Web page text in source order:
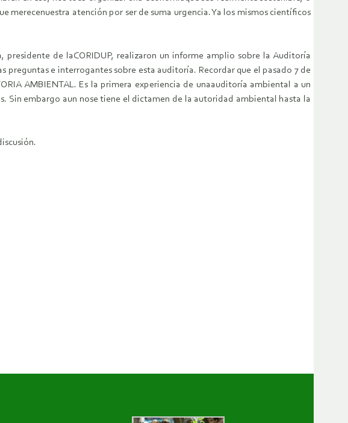
merecenuestra atención por ser de suma urgencia. Ya los mismos científicos
presidente de laCORIDUP, realizaron un informe amplio sobre la Auditoría
e interrogantes sobre esta auditoría. Recordar que el pasado 7 de
AMBIENTAL. Es la primera experiencia de unaauditoría ambiental a un
Sin embargo aun nose tiene el dictamen de la autoridad ambiental hasta la